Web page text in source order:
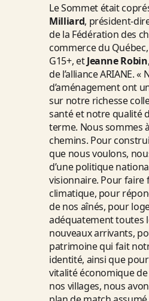
Le Sommet était
Milliard, président-
de la Fédération des
commerce du
G15+, etJeanne Robin
de l’alliance ARIANE. «
d’aménagement ont
sur notre richesse
santé et notre qualité
terme. Nous sommes
chemins. Pour
que nous voulons,
d’une politique
visionnaire. Pour faire
climatique, pour
de nos aînés, pour
adéquatement toutes
nouveaux arrivants,
patrimoine qui fait
identité, ainsi que
vitalité économique
nos villages, nous